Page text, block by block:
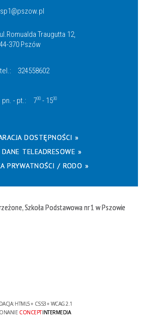
sp1@pszow.pl
ul.Romualda Traugutta 12,
44-370 Pszów
tel.: 324558602
pn. - pt.: 730 - 1530
DOSTĘPNOŚCI »
DANE TELEADRESOWE »
PRYWATNOŚCI / RODO »
Szkoła Podstawowa nr 1 w Pszowie
HTML5+ CSS3+ WCAG 2.1
CONCEPTINTERMEDIA